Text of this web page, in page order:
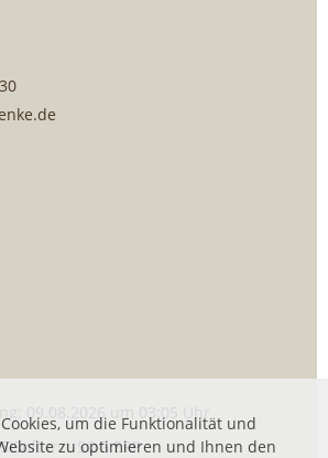
09.08.2026 um 03:05 Uhr
mit SOG ERP
um die Funktionalität und
zu optimieren und Ihnen den